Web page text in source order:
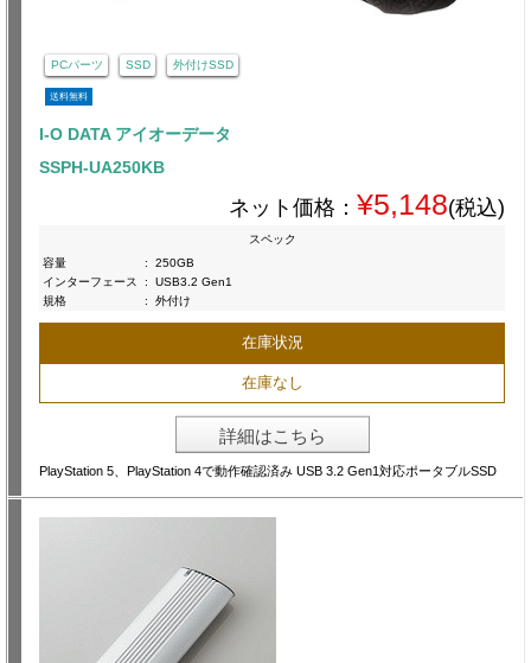
PCパーツ SSD 外付けSSD
送料無料
I-O DATA アイオーデータ
SSPH-UA250KB
ネット価格： ¥5,148(税込)
スペック
容量
:
250GB
インターフェース
:
USB3.2 Gen1
規格
: 外付け
在庫状況
在庫なし
詳細はこちら
PlayStation 5、PlayStation 4で動作確認済み USB 3.2 Gen1対応ポータブルSSD